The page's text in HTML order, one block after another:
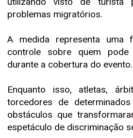
problemas migratórios.
A medida representa uma
controle sobre quem
durante a cobertura do evento.
Enquanto isso, atletas,
torcedores de
obstáculos que
espetáculo de discriminação